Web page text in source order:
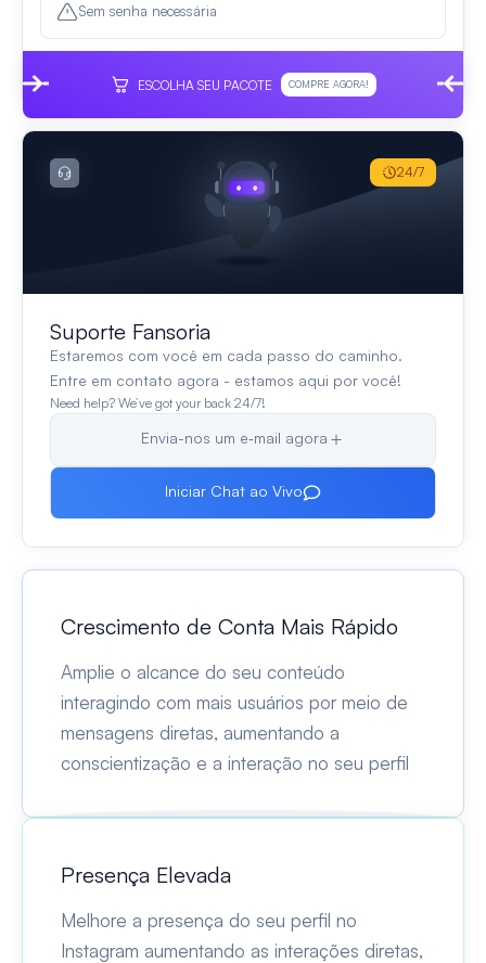
Sem senha necessária
ESCOLHA SEU PACOTE COMPRE AGORA!
Suporte Fansoria
Estaremos com você em cada passo do caminho.
Entre em contato agora - estamos aqui por você!
Need help? We’ve got your back 24/7!
Envia-nos um e‑mail agora
Iniciar Chat ao Vivo
24/7
Crescimento de Conta Mais Rápido
Amplie o alcance do seu conteúdo
interagindo com mais usuários por meio de
mensagens diretas, aumentando a
conscientização e a interação no seu perfil
Presença Elevada
Melhore a presença do seu perfil no
Instagram aumentando as interações diretas,